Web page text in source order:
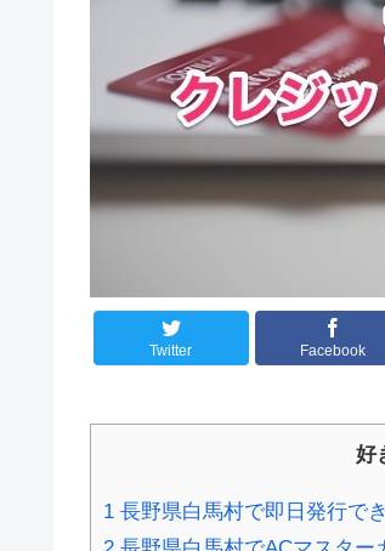
Twitter Facebook
好
1 長野県白馬村で即日発行で